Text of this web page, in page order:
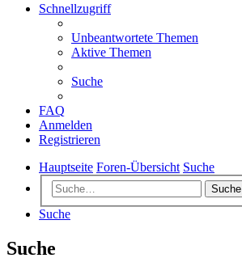
Schnellzugriff
Unbeantwortete Themen
Aktive Themen
Suche
FAQ
Anmelden
Registrieren
Hauptseite Foren-Übersicht Suche
Suche
Suche
Suche